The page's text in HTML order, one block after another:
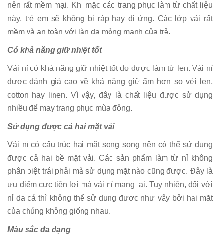
nên rất mềm mại. Khi mặc các trang phục làm từ chất liệu
này, trẻ em sẽ không bị ráp hay dị ứng. Các lớp vải rất
mềm và an toàn với làn da mỏng manh của trẻ.
Có khả năng giữ nhiệt tốt
Vải nỉ có khả năng giữ nhiệt tốt do được làm từ len. Vải nỉ
được đánh giá cao về khả năng giữ ấm hơn so với len,
cotton hay linen. Vì vậy, đây là chất liệu được sử dụng
nhiều để may trang phục mùa đông.
Sử dụng được cả hai mặt vải
Vải nỉ có cấu trúc hai mặt song song nên có thể sử dụng
được cả hai bề mặt vải. Các sản phẩm làm từ nỉ không
phân biệt trái phải mà sử dụng mặt nào cũng được. Đây là
ưu điểm cực tiện lợi mà vải nỉ mang lại. Tuy nhiên, đối với
nỉ da cá thì không thể sử dụng được như vậy bởi hai mặt
của chúng không giống nhau.
Màu sắc đa dạng